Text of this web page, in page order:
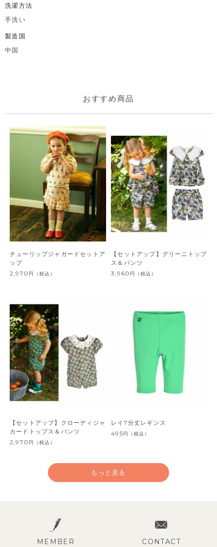
洗濯方法
手洗い
製造国
中国
おすすめ商品
チューリップジャガードセットア
ップ
2,970 円 （税込）
【セットアップ】グリーニトップ
ス＆パンツ
3,960 円 （税込）
【セットアップ】クローディジャ
カードトップス＆パンツ
2,970 円 （税込）
レイ7分丈レギンス
495円 （税込）
もっと見る
MEMBER CONTACT